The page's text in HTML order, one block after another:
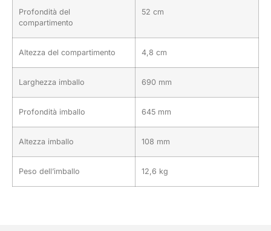
Profondità del
compartimento
52 cm
Altezza del compartimento 4,8 cm
Larghezza imballo 690 mm
Profondità imballo 645 mm
Altezza imballo 108 mm
Peso dell’imballo 12,6 kg